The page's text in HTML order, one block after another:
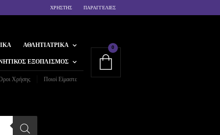
ΧΡΗΣΤΗΣ ΠΑΡΑΓΓΕΛΙΕΣ
ΑΘΛΗΤΙΑΤΡΙΚΆ
ΕΞΟΠΛΙΣΜΌΣ
Χρήσης Ποιοί Είμαστε
0